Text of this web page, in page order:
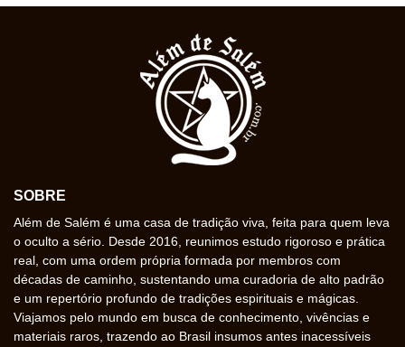
SOBRE
Além de Salém é uma casa de tradição viva, feita para quem leva
o oculto a sério. Desde 2016, reunimos estudo rigoroso e prática
real, com uma ordem própria formada por membros com
décadas de caminho, sustentando uma curadoria de alto padrão
e um repertório profundo de tradições espirituais e mágicas.
Viajamos pelo mundo em busca de conhecimento, vivências e
materiais raros, trazendo ao Brasil insumos antes inacessíveis